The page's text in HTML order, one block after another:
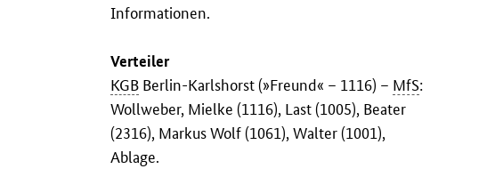
Informationen.
Verteiler
KGB Berlin-Karlshorst (»Freund« – 1116) – MfS:
Wollweber, Mielke (1116), Last (1005), Beater
(2316), Markus Wolf (1061), Walter (1001),
Ablage.